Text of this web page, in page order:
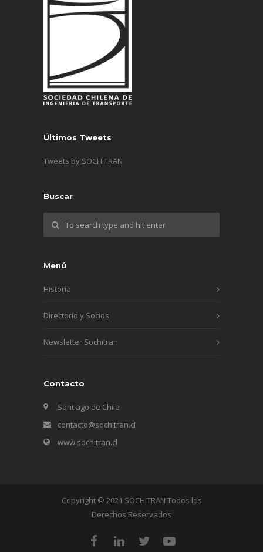
Últimos Tweets
Tweets by SOCHITRAN
Buscar
Menú
Historia
Directorio y Socios
Newsletter Sochitran
Contacto
Santiago de Chile
contacto@sochitran.cl
www.sochitran.cl
Copyright © 2021 SOCHITRAN Todos los
Derechos Reservados